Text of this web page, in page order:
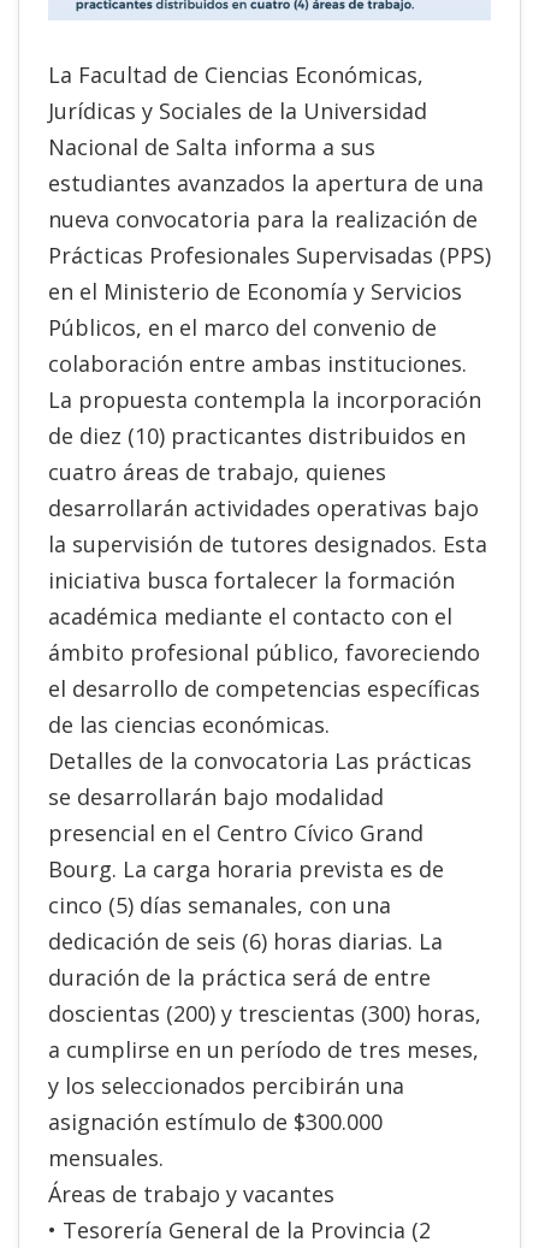
La Facultad de Ciencias Económicas,
Jurídicas y Sociales de la Universidad
Nacional de Salta informa a sus
estudiantes avanzados la apertura de una
nueva convocatoria para la realización de
Prácticas Profesionales Supervisadas (PPS)
en el Ministerio de Economía y Servicios
Públicos, en el marco del convenio de
colaboración entre ambas instituciones.
La propuesta contempla la incorporación
de diez (10) practicantes distribuidos en
cuatro áreas de trabajo, quienes
desarrollarán actividades operativas bajo
la supervisión de tutores designados. Esta
iniciativa busca fortalecer la formación
académica mediante el contacto con el
ámbito profesional público, favoreciendo
el desarrollo de competencias específicas
de las ciencias económicas.
Detalles de la convocatoria Las prácticas
se desarrollarán bajo modalidad
presencial en el Centro Cívico Grand
Bourg. La carga horaria prevista es de
cinco (5) días semanales, con una
dedicación de seis (6) horas diarias. La
duración de la práctica será de entre
doscientas (200) y trescientas (300) horas,
a cumplirse en un período de tres meses,
y los seleccionados percibirán una
asignación estímulo de $300.000
mensuales.
Áreas de trabajo y vacantes
• Tesorería General de la Provincia (2